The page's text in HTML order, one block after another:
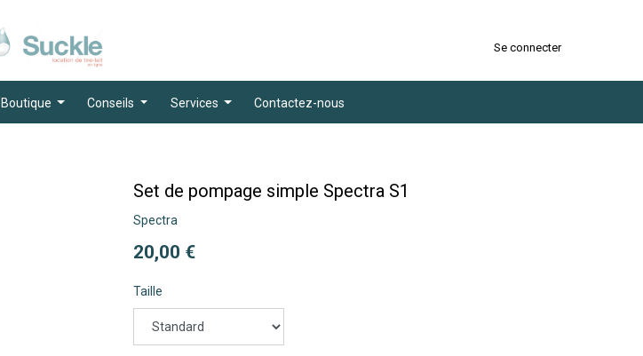
Se connecter
Boutique Conseils Services Contactez-nous
Set de pompage simple Spectra S1
Spectra
20,00 €
Taille